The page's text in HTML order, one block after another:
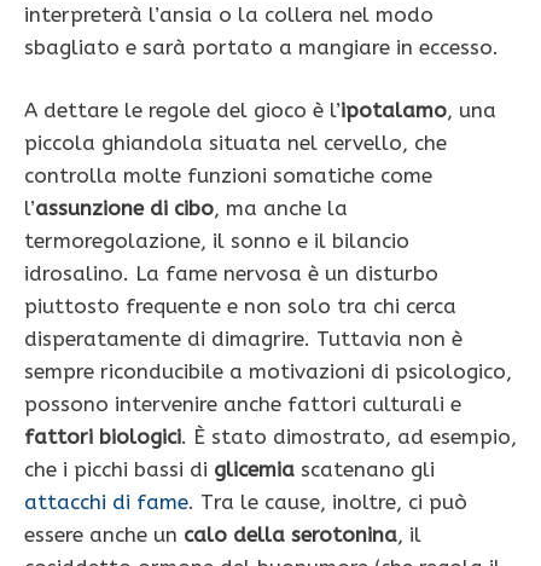
interpreterà l’ansia o la collera nel modo
sbagliato e sarà portato a mangiare in eccesso.
A dettare le regole del gioco è l’ipotalamo, una
piccola ghiandola situata nel cervello, che
controlla molte funzioni somatiche come
l’assunzione di cibo, ma anche la
termoregolazione, il sonno e il bilancio
idrosalino. La fame nervosa è un disturbo
piuttosto frequente e non solo tra chi cerca
disperatamente di dimagrire. Tuttavia non è
sempre riconducibile a motivazioni di psicologico,
possono intervenire anche fattori culturali e
fattori biologici. È stato dimostrato, ad esempio,
che i picchi bassi di glicemia scatenano gli
attacchi di fame. Tra le cause, inoltre, ci può
essere anche un calo della serotonina, il